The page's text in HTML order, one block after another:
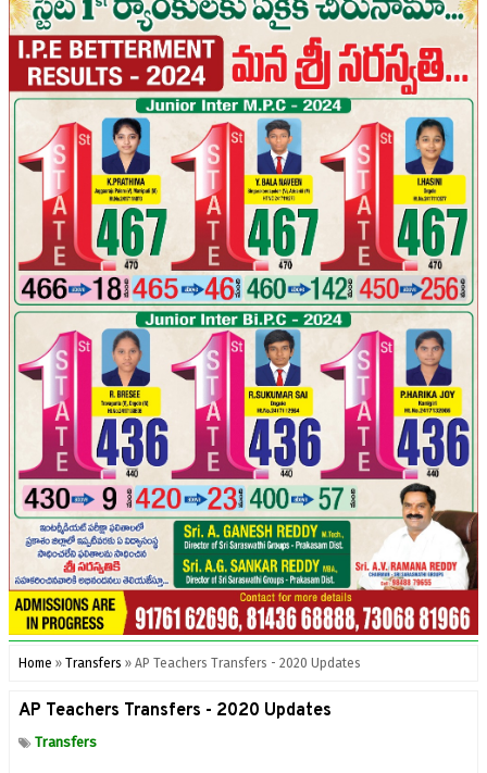
Home » Transfers » AP Teachers Transfers - 2020 Updates
AP Teachers Transfers - 2020 Updates
Transfers